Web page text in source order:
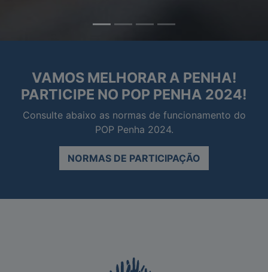
VAMOS MELHORAR A PENHA!
PARTICIPE NO POP PENHA 2024!
Consulte abaixo as normas de funcionamento do
POP Penha 2024.
NORMAS DE PARTICIPAÇÃO